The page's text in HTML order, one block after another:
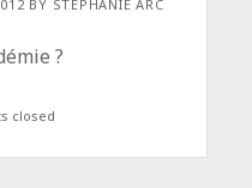
BY STÉPHANIE ARC
?
closed